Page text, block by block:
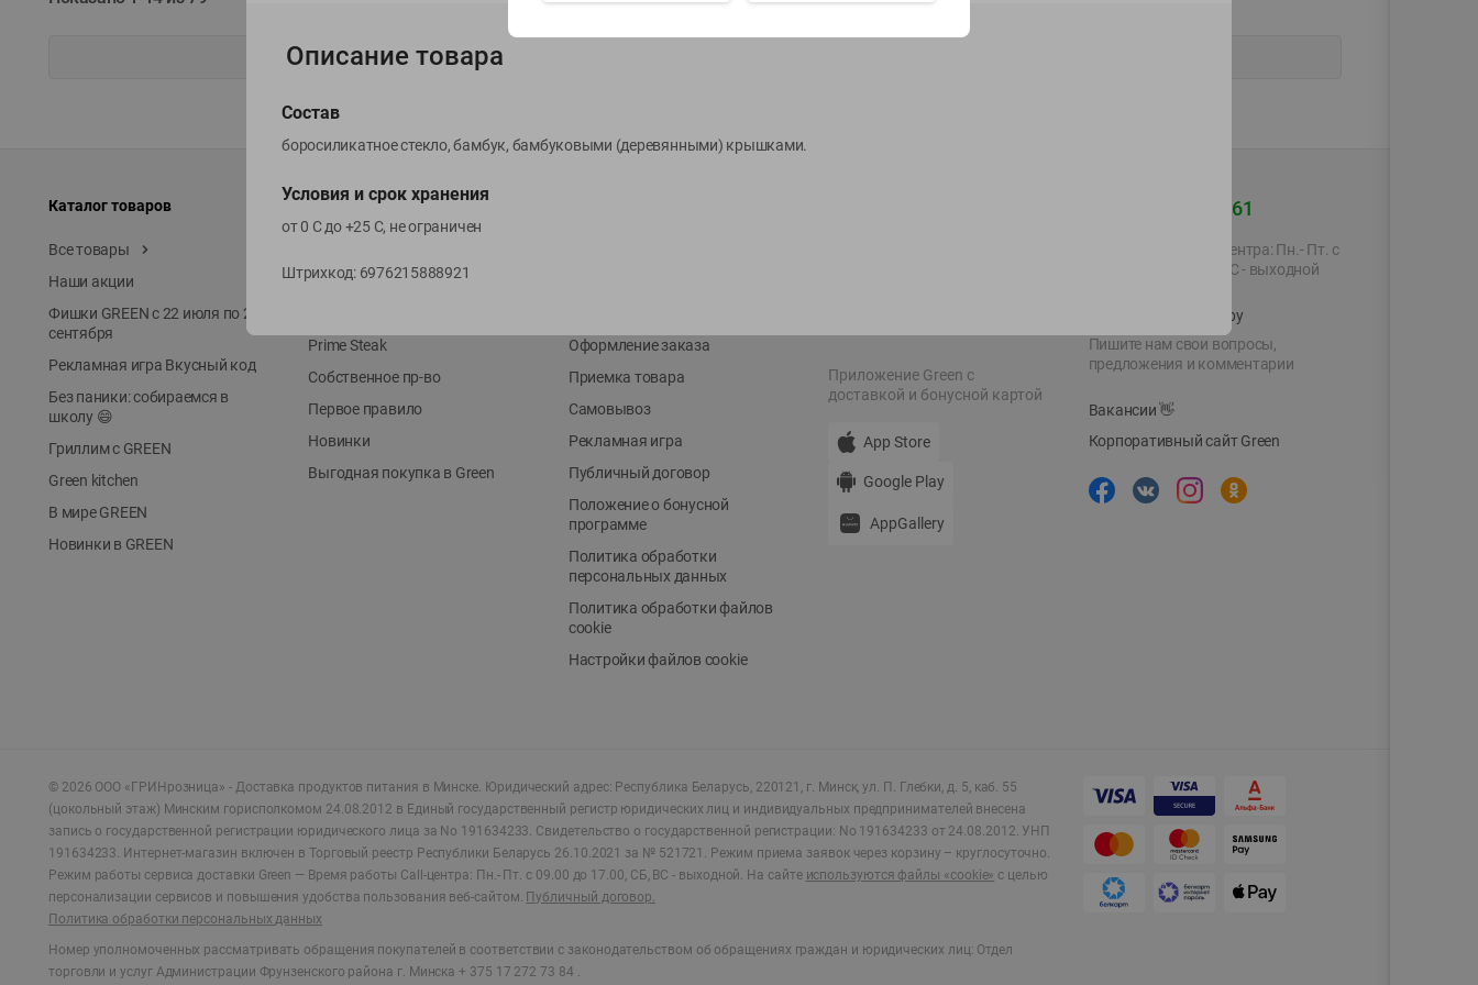
Каталог товаров
Все товары
Наши акции
Фишки GREEN с 22 июля по 22
сентября
Рекламная игра Вкусный код
Без паники: собираемся в
школу 😄
Гриллим с GREEN
Green kitchen
В мире GREEN
Новинки в GREEN
Специально для вас
Местное известное
Prime Steak
Собственное пр-во
Первое правило
Новинки
Выгодная покупка в Green
Оформление заказа
Приемка товара
Самовывоз
Рекламная игра
Публичный договор
Положение о бонусной
программе
Политика обработки
персональных данных
Политика обработки файлов
cookie
Настройки файлов cookie
Приложение Green c
доставкой и бонусной картой
App Store
Google Play
AppGallery
+375 44 560-60-61
Время работы Call-центра: Пн.- Пт. с
09.00 до 17.00, СБ, ВС - выходной
shop@green-market.by
Пишите нам свои вопросы,
предложения и комментарии
Вакансии👋
Корпоративный сайт Green
© 2026 ООО «ГРИНрозница» - Доставка продуктов питания в Минске. Юридический адрес: Республика Беларусь, 220121, г. Минск, ул. П. Глебки, д. 5, каб. 55
(цокольный этаж) Минским горисполкомом 24.08.2012 в Единый государственный регистр юридических лиц и индивидуальных предпринимателей внесена
запись о государственной регистрации юридического лица за No 191634233. Свидетельство о государственной регистрации: No 191634233 от 24.08.2012. УНП
191634233. Интернет-магазин включен в Торговый реестр Республики Беларусь 26.10.2021 за № 521721. Режим приема заявок через корзину – круглосуточно.
Режим работы сервиса доставки Green — Время работы Call-центра: Пн.- Пт. с 09.00 до 17.00, СБ, ВС - выходной. На сайте используются файлы «cookie» с целью
персонализации сервисов и повышения удобства пользования веб-сайтом. Публичный договор.
Политика обработки персональных данных
Номер уполномоченных рассматривать обращения покупателей в соответствии с законодательством об обращениях граждан и юридических лиц: Отдел
торговли и услуг Администрации Фрунзенского района г. Минска + 375 17 272 73 84 .
Описание товара
Состав
боросиликатное стекло, бамбук, бамбуковыми (деревянными) крышками.
Условия и срок хранения
от 0 С до +25 С, не ограничен
Штрихкод: 6976215888921